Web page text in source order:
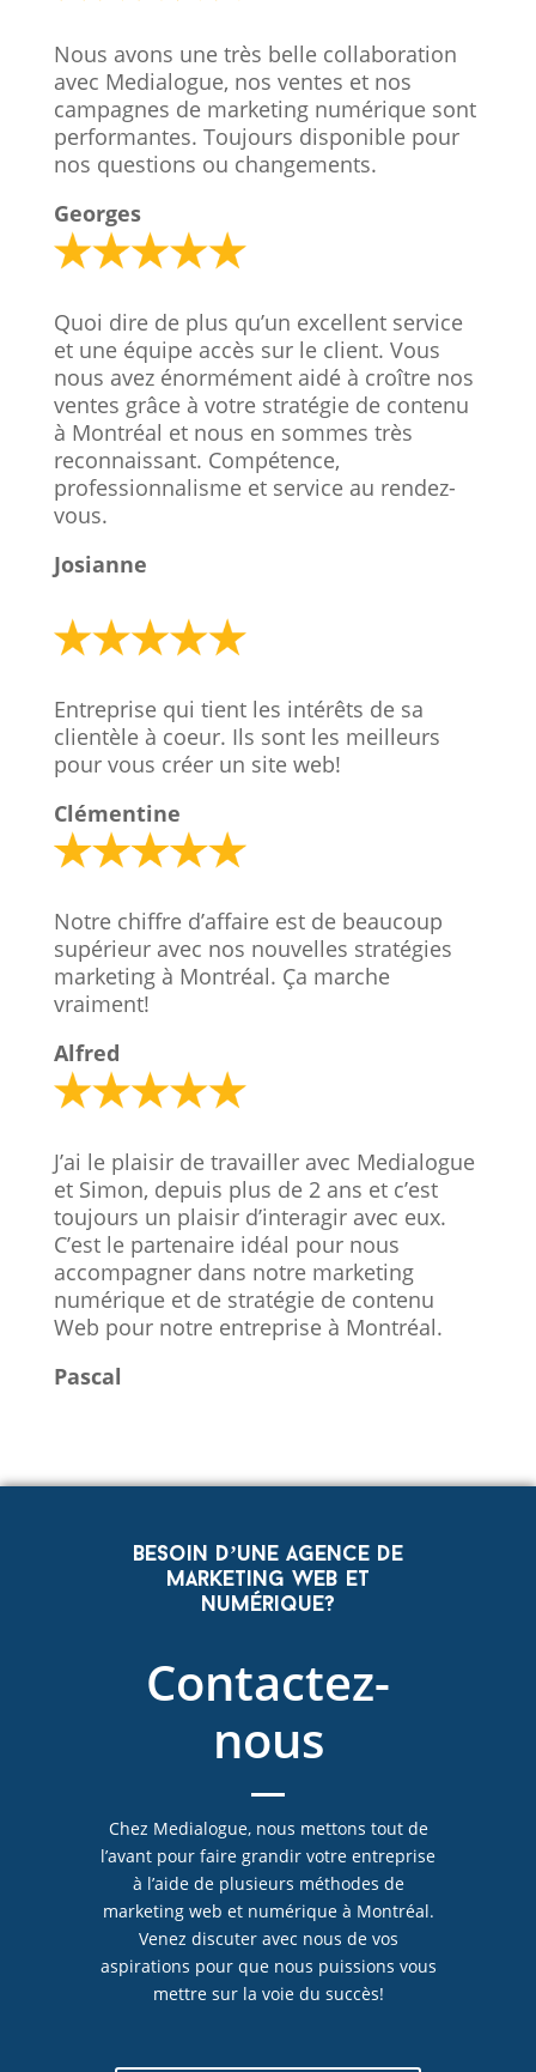
Nous avons une très belle collaboration
avec Medialogue, nos ventes et nos
campagnes de marketing numérique sont
performantes. Toujours disponible pour
nos questions ou changements.
Georges
Quoi dire de plus qu’un excellent service
et une équipe accès sur le client. Vous
nous avez énormément aidé à croître nos
ventes grâce à votre stratégie de contenu
à Montréal et nous en sommes très
reconnaissant. Compétence,
professionnalisme et service au rendez-
vous.
Josianne
Entreprise qui tient les intérêts de sa
clientèle à coeur. Ils sont les meilleurs
pour vous créer un site web!
Clémentine
Notre chiffre d’affaire est de beaucoup
supérieur avec nos nouvelles stratégies
marketing à Montréal. Ça marche
vraiment!
Alfred
J’ai le plaisir de travailler avec Medialogue
et Simon, depuis plus de 2 ans et c’est
toujours un plaisir d’interagir avec eux.
C’est le partenaire idéal pour nous
accompagner dans notre marketing
numérique et de stratégie de contenu
Web pour notre entreprise à Montréal.
Pascal
Besoin d’une agence de
marketing web et
numérique?
Contactez-
nous
Chez Medialogue, nous mettons tout de
l’avant pour faire grandir votre entreprise
à l’aide de plusieurs méthodes de
marketing web et numérique à Montréal.
Venez discuter avec nous de vos
aspirations pour que nous puissions vous
mettre sur la voie du succès!